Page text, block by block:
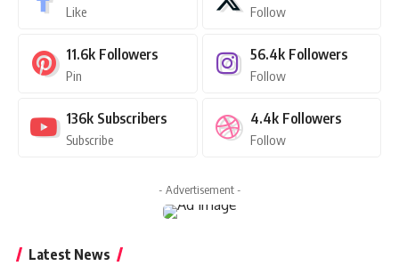
Like Follow
11.6k Followers
Pin
56.4k Followers
Follow
136k Subscribers
Subscribe
4.4k Followers
Follow
- Advertisement -
Latest News